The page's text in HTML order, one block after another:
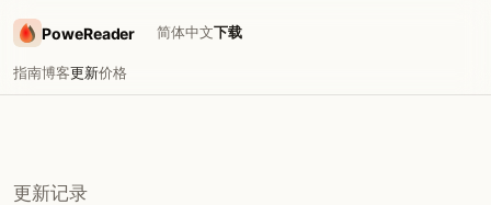
PoweReader
指南博客更新价格
简体中文下载
更新记录